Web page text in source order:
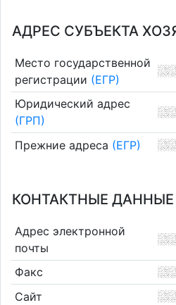
АДРЕС СУБЪЕКТА
Место государственной
регистрации (ЕГР)
Юридический адрес
(ГРП)
Прежние адреса (ЕГР)
КОНТАКТНЫЕ ДАННЫЕ
Адрес электронной
почты
Факс
Сайт